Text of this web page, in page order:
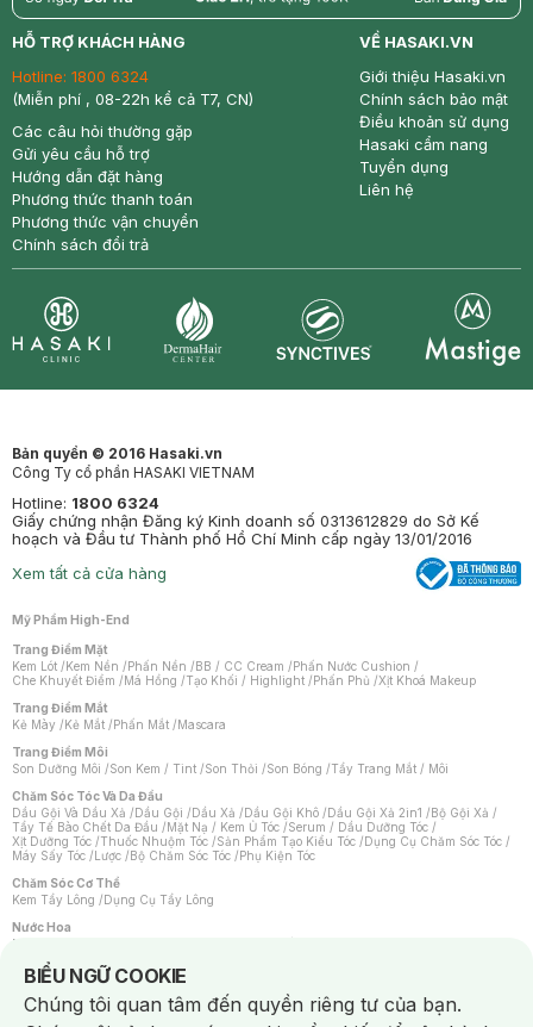
return nowfree price
HỖ TRỢ KHÁCH HÀNG
Hotline: 1800 6324
(Miễn phí , 08-22h kể cả T7, CN)
Các câu hỏi thường gặp
Gửi yêu cầu hỗ trợ
Hướng dẫn đặt hàng
Phương thức thanh toán
Phương thức vận chuyển
Chính sách đổi trả
VỀ HASAKI.VN
Giới thiệu Hasaki.vn
Chính sách bảo mật
Điều khoản sử dụng
Hasaki cẩm nang
Tuyển dụng
Liên hệ
Bản quyền © 2016 Hasaki.vn
Công Ty cổ phần HASAKI VIETNAM
Hotline: 1800 6324
Giấy chứng nhận Đăng ký Kinh doanh số 0313612829 do Sở Kế
hoạch và Đầu tư Thành phố Hồ Chí Minh cấp ngày 13/01/2016
Xem tất cả cửa hàng
Mỹ Phẩm High-End
Trang Điểm Mặt
Kem Lót /Kem Nền /Phấn Nền /BB / CC Cream /Phấn Nước Cushion /
Che Khuyết Điểm /Má Hồng /Tạo Khối / Highlight /Phấn Phủ /Xịt Khoá Makeup
Trang Điểm Mắt
Kẻ Mày /Kẻ Mắt /Phấn Mắt /Mascara
Trang Điểm Môi
Son Dưỡng Môi /Son Kem / Tint /Son Thỏi /Son Bóng /Tẩy Trang Mắt / Môi
Chăm Sóc Tóc Và Da Đầu
Dầu Gội Và Dầu Xả /Dầu Gội /Dầu Xả /Dầu Gội Khô /Dầu Gội Xả 2in1 /Bộ Gội Xả /
Tẩy Tế Bào Chết Da Đầu /Mặt Nạ / Kem Ủ Tóc /Serum / Dầu Dưỡng Tóc /
Xịt Dưỡng Tóc /Thuốc Nhuộm Tóc /Sản Phẩm Tạo Kiểu Tóc /Dụng Cụ Chăm Sóc Tóc /
Máy Sấy Tóc /Lược /Bộ Chăm Sóc Tóc /Phụ Kiện Tóc
Chăm Sóc Cơ Thể
Kem Tẩy Lông /Dụng Cụ Tẩy Lông
Nước Hoa
Nước Hoa Nữ
Chăm Sóc Cá Nhân
Chống Muỗi /Khẩu Trang /Máy Massage/Mặt Nạ Xông Hơi /Nước Rửa Tay/
Sản Phẩm Chăm Sóc Khác /Bàn Chải Đánh Răng /Bàn Chải Điện/
BIỂU NGỮ COOKIE
Notice about cookies usage
Chúng tôi quan tâm đến quyền riêng tư của bạn.